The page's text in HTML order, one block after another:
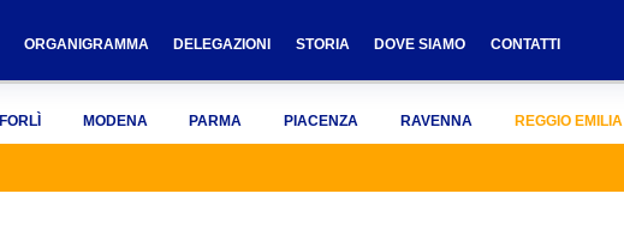
ORGANIGRAMMA DELEGAZIONI STORIA DOVE SIAMO CONTATTI
FORLÌ MODENA PARMA PIACENZA RAVENNA REGGIO EMILIA